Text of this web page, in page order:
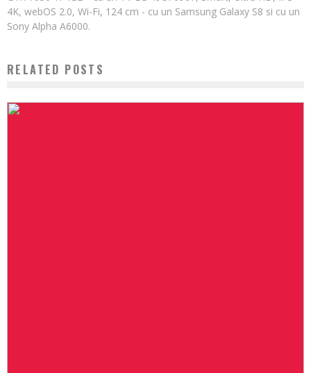
4K, webOS 2.0, Wi-Fi, 124 cm - cu un Samsung Galaxy S8 si cu un
Sony Alpha A6000.
RELATED POSTS